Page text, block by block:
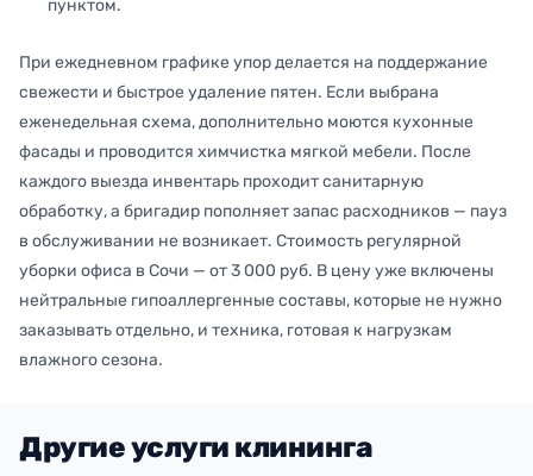
пунктом.
При ежедневном графике упор делается на поддержание
свежести и быстрое удаление пятен. Если выбрана
еженедельная схема, дополнительно моются кухонные
фасады и проводится химчистка мягкой мебели. После
каждого выезда инвентарь проходит санитарную
обработку, а бригадир пополняет запас расходников — пауз
в обслуживании не возникает. Стоимость регулярной
уборки офиса в Сочи — от 3 000 руб. В цену уже включены
нейтральные гипоаллергенные составы, которые не нужно
заказывать отдельно, и техника, готовая к нагрузкам
влажного сезона.
Другие услуги клининга